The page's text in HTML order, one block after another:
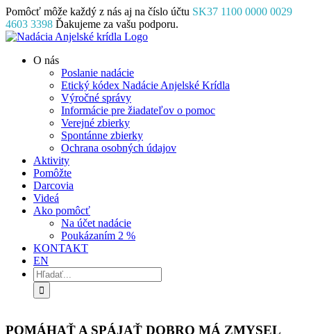
Skip
to
content
Pomôcť môže každý z nás aj na číslo účtu SK37 1100 0000 0029
4603 3398 Ďakujeme za vašu podporu.
Facebook
Instagram
YouTube
O nás
Poslanie nadácie
Etický kódex Nadácie Anjelské Krídla
Výročné správy
Informácie pre žiadateľov o pomoc
Verejné zbierky
Spontánne zbierky
Ochrana osobných údajov
Aktivity
Pomôžte
Darcovia
Videá
Ako pomôcť
Na účet nadácie
Poukázaním 2 %
KONTAKT
EN
Hľadať:
POMÁHAŤ A SPÁJAŤ DOBRO MÁ ZMYSEL